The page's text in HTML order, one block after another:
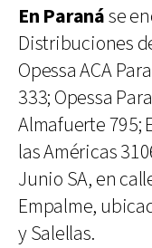
En Paranáse
Distribuciones
Opessa ACA
333; Opessa
Almafuerte 795;
las Américas
Junio SA, en
Empalme,
y Salellas.